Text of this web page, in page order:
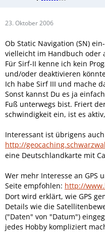
23. Oktober 2006
Ob Static Navigation (SN)
vielleicht im Handbuch oder
Für Sirf-II kenne ich kein
und/oder deaktivieren
Ich habe Sirf III und mache
Sonst kannst Du es ja
Fuß unterwegs bist. Friert
schwindigkeit ein, ist es
Interessant ist übrigens
http://
eine Deutschlandkarte mit
Wer mehr Interesse an GPS
Seite empfohlen: http://
Dort wird erklärt, wie GPS
Details wie die
("Daten" von "Datum")
jedes Hobby kompliziert